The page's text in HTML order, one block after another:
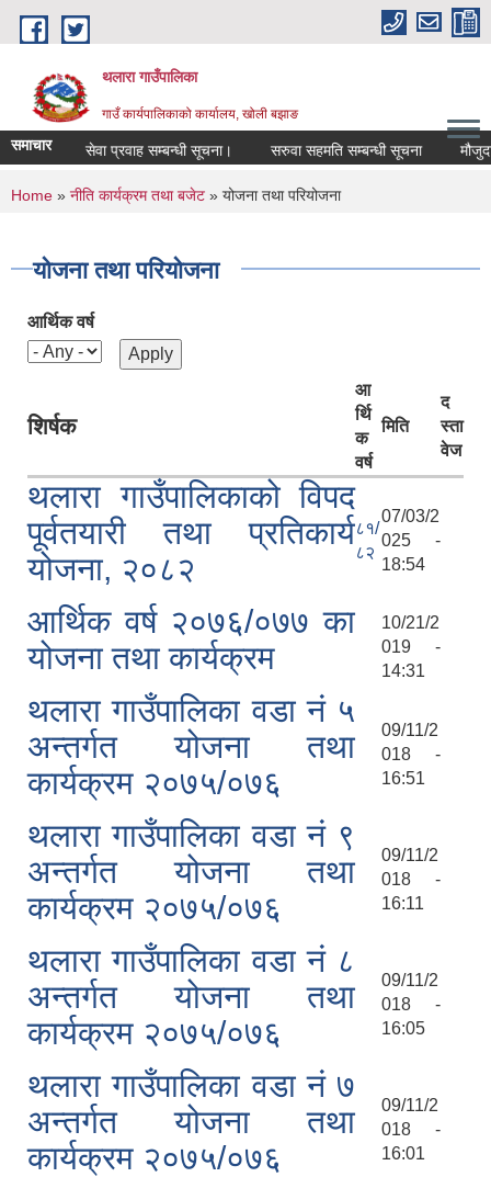
Skip to main content
थलारा गाउँपालिका
गाउँ कार्यपालिकाको कार्यालय, खोली बझाङ
समाचार सूचना प्रकाशन, सामाग्री आपुर्ति तथा सेवा प्रवाह सम्बन्धी सूचना। सरुवा सहमति सम्बन्धी सूचना मौजुदा
You are here
Home » नीति कार्यक्रम तथा बजेट » योजना तथा परियोजना
योजना तथा परियोजना
आर्थिक वर्ष
शिर्षक
आ
र्थि
क
वर्ष
मिति
द
स्ता
वेज
थलारा गाउँपालिकाको विपद
पूर्वतयारी तथा प्रतिकार्य
योजना, २०८२
८१/
८२
07/03/2
025 -
18:54
आर्थिक वर्ष २०७६/०७७ का
योजना तथा कार्यक्रम
10/21/2
019 -
14:31
थलारा गाउँपालिका वडा नं ५
अन्तर्गत योजना तथा
कार्यक्रम २०७५/०७६
09/11/2
018 -
16:51
थलारा गाउँपालिका वडा नं ९
अन्तर्गत योजना तथा
कार्यक्रम २०७५/०७६
09/11/2
018 -
16:11
थलारा गाउँपालिका वडा नं ८
अन्तर्गत योजना तथा
कार्यक्रम २०७५/०७६
09/11/2
018 -
16:05
थलारा गाउँपालिका वडा नं ७
अन्तर्गत योजना तथा
कार्यक्रम २०७५/०७६
09/11/2
018 -
16:01